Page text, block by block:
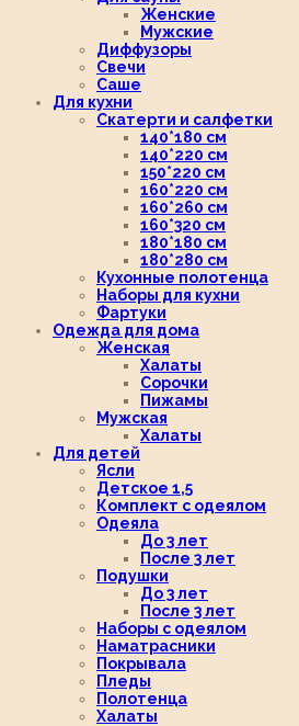
Женские
Мужские
Диффузоры
Свечи
Саше
Для кухни
Скатерти и салфетки
140*180 см
140*220 см
150*220 см
160*220 см
160*260 см
160*320 см
180*180 см
180*280 см
Кухонные полотенца
Наборы для кухни
Фартуки
Одежда для дома
Женская
Халаты
Сорочки
Пижамы
Мужская
Халаты
Для детей
Ясли
Детское 1,5
Комплект с одеялом
Одеяла
До 3 лет
После 3 лет
Подушки
До 3 лет
После 3 лет
Наборы с одеялом
Наматрасники
Покрывала
Пледы
Полотенца
Халаты